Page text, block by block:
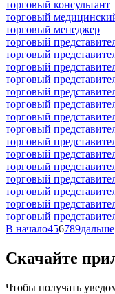
торговый консультант
торговый
торговый менеджер
торговый
торговый
торговый
торговый
торговый
торговый
торговый
торговый
торговый
торговый
торговый
торговый
торговый
торговый
торговый
В начало456789дальше
Скачайте
Чтобы получать